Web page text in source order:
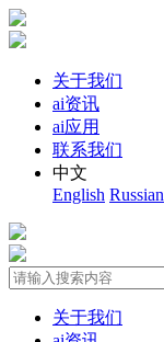
关于我们
ai资讯
ai应用
联系我们
中文
English Russian
关于我们